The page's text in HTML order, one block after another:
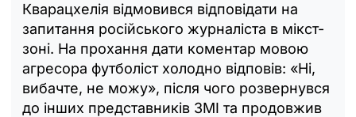
Кварацхелія відмовився відповідати на
запитання російського журналіста в мікст-
зоні. На прохання дати коментар мовою
агресора футболіст холодно відповів: «Ні,
вибачте, не можу», після чого розвернувся
до інших представників ЗМІ та продовжив